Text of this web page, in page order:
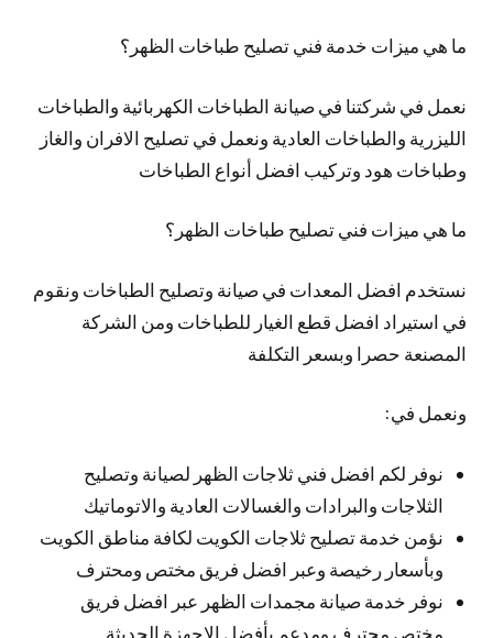
ما هي ميزات خدمة فني تصليح طباخات الظهر؟
نعمل في شركتنا في صيانة الطباخات الكهربائية والطباخات
الليزرية والطباخات العادية ونعمل في تصليح الافران والغاز
وطباخات هود وتركيب افضل أنواع الطباخات
ما هي ميزات فني تصليح طباخات الظهر؟
نستخدم افضل المعدات في صيانة وتصليح الطباخات ونقوم
في استيراد افضل قطع الغيار للطباخات ومن الشركة
المصنعة حصرا وبسعر التكلفة
ونعمل في:
نوفر لكم افضل فني ثلاجات الظهر لصيانة وتصليح
الثلاجات والبرادات والغسالات العادية والاتوماتيك
نؤمن خدمة تصليح ثلاجات الكويت لكافة مناطق الكويت
وبأسعار رخيصة وعبر افضل فريق مختص ومحترف
نوفر خدمة صيانة مجمدات الظهر عبر افضل فريق
مختص محترف ومدعم بأفضل الاجهزة الحديثة